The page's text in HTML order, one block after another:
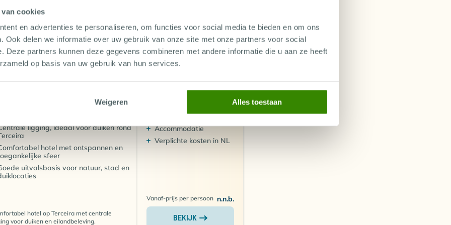
cookies
en advertenties te personaliseren, om functies voor social media te bieden en om ons
Ook delen we informatie over uw gebruik van onze site met onze partners voor social
Deze partners kunnen deze gegevens combineren met andere informatie die u aan ze heeft
op basis van uw gebruik van hun services.
Weigeren Alles toestaan
landschappen en de historische hoofdstad Angra do
staat.
DUIKVAKANTIE NAAR TERCEIRA
van juni tot en met oktober. In deze maanden zijn de
warm en profiteer je van uitstekend zicht onder
het hoogtepunt van het seizoen. Dit is de periode waarin
gezien rond de offshore duiklocaties van het eiland. In
de indrukwekkende vulkanische onderwaterlandschappen
duikbestemmingen van de Azoren.
hotel op Terceira met oceaanzicht en
ligging voor duiken.
BEKIJK
ligging, ideaal voor duiken rond
hotel met ontspannen en
sfeer
uitvalsbasis voor natuur, stad en
hotel op Terceira met centrale
voor duiken en eilandbeleving.
Accommodatie
Verplichte kosten in NL
Vanaf-prijs per persoon n.n.b.
BEKIJK